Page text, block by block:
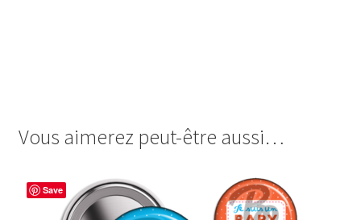
Vous aimerez peut-être aussi…
Save